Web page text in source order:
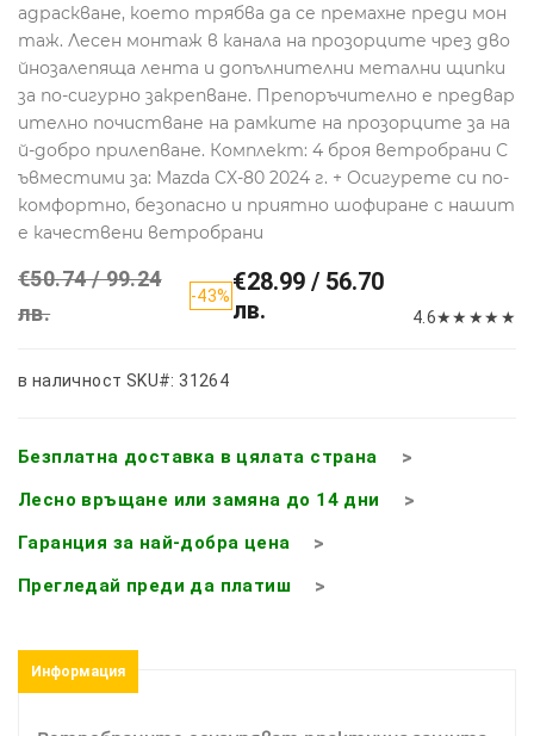
адраскване, което трябва да се премахне преди мон
таж. Лесен монтаж в канала на прозорците чрез дво
йнозалепяща лента и допълнителни метални щипки
за по-сигурно закрепване. Препоръчително е предвар
ително почистване на рамките на прозорците за на
й-добро прилепване. Комплект: 4 броя ветробрани С
ъвместими за: Mazda CX-80 2024 г. + Осигурете си по-
комфортно, безопасно и приятно шофиране с нашит
е качествени ветробрани
€50.74 / 99.24
лв.
-43%€28.99 / 56.70
лв.
4.6★★ ★★ ★
в наличност SKU#: 31264
Безплатна доставка в цялата страна
Лесно връщане или замяна до 14 дни
Гаранция за най-добра цена
Прегледай преди да платиш
Информация